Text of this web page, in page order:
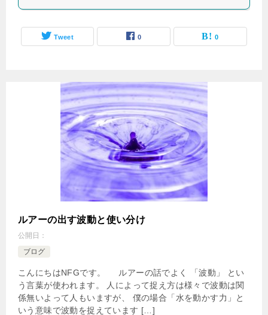
Tweet 0 0
ルアーの出す波動と使い分け
公開日：
ブログ
こんにちはNFGです。 ルアーの話でよく 「波動」 とい
う言葉が使われます。 人によって捉え方は様々で波動は関
係無いよって人もいますが、 僕の場合「水を動かす力」と
いう意味で波動を捉えています […]